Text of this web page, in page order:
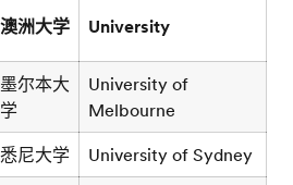
澳洲大学 University
墨尔本大
学
University of
Melbourne
悉尼大学 University of Sydney